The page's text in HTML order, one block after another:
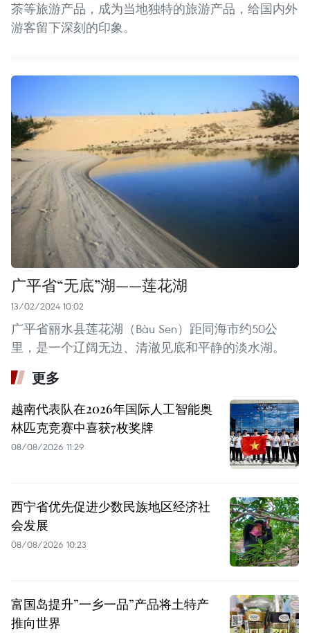
茶等旅游产品，成为当地独特的旅游产品，给国内外
游客留下深刻的印象。
广平省“无底”湖——莲花湖
13/02/2024 10:02
广平省丽水县莲花湖（Bàu Sen）距同海市约50公
里，是一个辽阔无边、清澈见底和平静的淡水湖。
更多
越南代表队在2026年国际人工智能奥
林匹克竞赛中喜获7枚奖牌
08/08/2026 11:29
西宁省优先促进少数民族地区经济社
会发展
08/08/2026 10:23
富国岛提升”一乡一品”产品将土特产
推向世界